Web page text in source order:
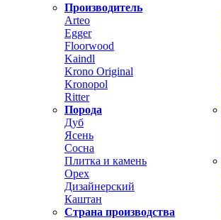
Производитель
Arteo
Egger
Floorwood
Kaindl
Krono Original
Kronopol
Ritter
Порода
Дуб
Ясень
Сосна
Плитка и камень
Орех
Дизайнерский
Каштан
Страна производства